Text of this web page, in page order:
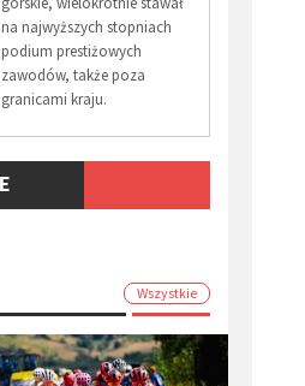
na najwyższych stopniach
podium prestiżowych
zawodów, także poza
granicami kraju.
Wszystkie